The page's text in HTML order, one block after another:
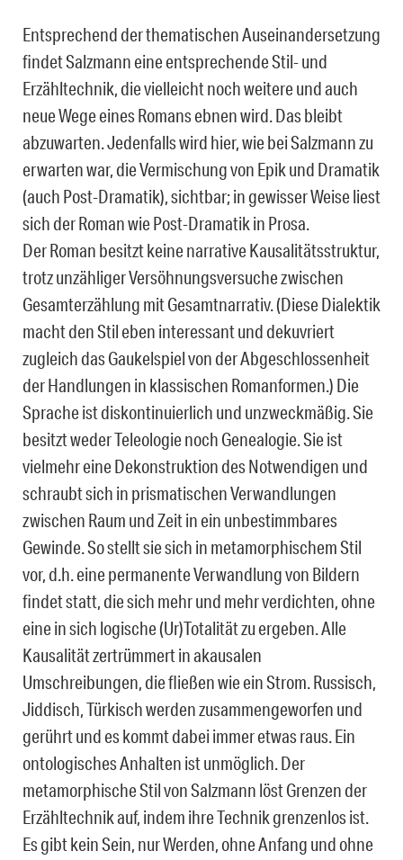
Entsprechend der thematischen Auseinandersetzung
findet Salzmann eine entsprechende Stil- und
Erzähltechnik, die vielleicht noch weitere und auch
neue Wege eines Romans ebnen wird. Das bleibt
abzuwarten. Jedenfalls wird hier, wie bei Salzmann zu
erwarten war, die Vermischung von Epik und Dramatik
(auch Post-Dramatik), sichtbar; in gewisser Weise liest
sich der Roman wie Post-Dramatik in Prosa.
Der Roman besitzt keine narrative Kausalitätsstruktur,
trotz unzähliger Versöhnungsversuche zwischen
Gesamterzählung mit Gesamtnarrativ. (Diese Dialektik
macht den Stil eben interessant und dekuvriert
zugleich das Gaukelspiel von der Abgeschlossenheit
der Handlungen in klassischen Romanformen.) Die
Sprache ist diskontinuierlich und unzweckmäßig. Sie
besitzt weder Teleologie noch Genealogie. Sie ist
vielmehr eine Dekonstruktion des Notwendigen und
schraubt sich in prismatischen Verwandlungen
zwischen Raum und Zeit in ein unbestimmbares
Gewinde. So stellt sie sich in metamorphischem Stil
vor, d.h. eine permanente Verwandlung von Bildern
findet statt, die sich mehr und mehr verdichten, ohne
eine in sich logische (Ur)Totalität zu ergeben. Alle
Kausalität zertrümmert in akausalen
Umschreibungen, die fließen wie ein Strom. Russisch,
Jiddisch, Türkisch werden zusammengeworfen und
gerührt und es kommt dabei immer etwas raus. Ein
ontologisches Anhalten ist unmöglich. Der
metamorphische Stil von Salzmann löst Grenzen der
Erzähltechnik auf, indem ihre Technik grenzenlos ist.
Es gibt kein Sein, nur Werden, ohne Anfang und ohne